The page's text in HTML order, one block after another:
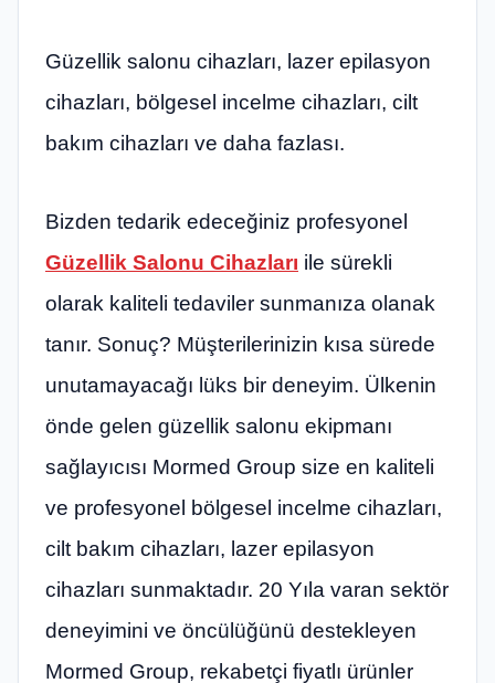
Güzellik salonu cihazları, lazer epilasyon
cihazları, bölgesel incelme cihazları, cilt
bakım cihazları ve daha fazlası.
Bizden tedarik edeceğiniz profesyonel
Güzellik Salonu Cihazları ile sürekli
olarak kaliteli tedaviler sunmanıza olanak
tanır. Sonuç? Müşterilerinizin kısa sürede
unutamayacağı lüks bir deneyim. Ülkenin
önde gelen güzellik salonu ekipmanı
sağlayıcısı Mormed Group size en kaliteli
ve profesyonel bölgesel incelme cihazları,
cilt bakım cihazları, lazer epilasyon
cihazları sunmaktadır. 20 Yıla varan sektör
deneyimini ve öncülüğünü destekleyen
Mormed Group, rekabetçi fiyatlı ürünler